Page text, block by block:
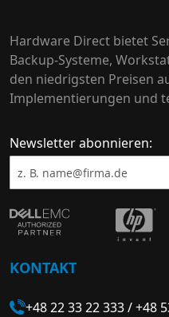
Hardware Direct bietet
Backup-Systeme,
den niedrigsten Preisen
Implementierungen und
Newsletter abonnieren:
KONTAKT
+48 22 33 22 333/+48